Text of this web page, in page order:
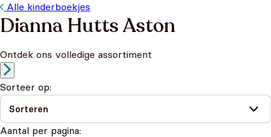
Alle kinderboekjes
Dianna Hutts Aston
Ontdek ons volledige assortiment
Sorteer op:
Aantal per pagina: